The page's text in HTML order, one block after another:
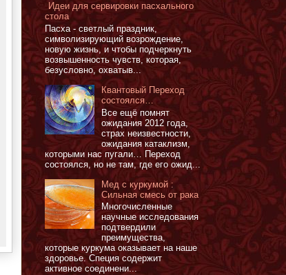
Идеи для сервировки пасхального
стола
Пасха - светлый праздник,
символизирующий возрождение,
новую жизнь, и чтобы подчеркнуть
возвышенность чувств, которая,
безусловно, охватыв...
Квантовый Переход
состоялся…
Все ещё помнят
ожидания 2012 года,
страх неизвестности,
ожидания катаклизм,
которыми нас пугали… Переход
состоялся, но не там, где его ожид...
Мед с куркумой :
Сильная смесь от рака
Многочисленные
научные исследования
подтвердили
преимущества,
которые куркума оказывает на наше
здоровье. Специя содержит
активное соединени...